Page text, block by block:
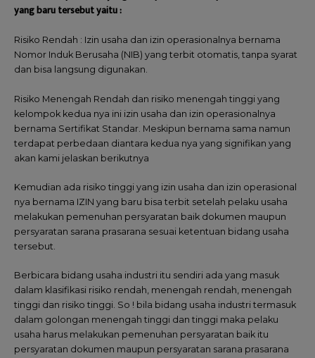
yang baru tersebut yaitu :
Risiko Rendah : Izin usaha dan izin operasionalnya bernama
Nomor Induk Berusaha (NIB) yang terbit otomatis, tanpa syarat
dan bisa langsung digunakan.
Risiko Menengah Rendah dan risiko menengah tinggi yang
kelompok kedua nya ini izin usaha dan izin operasionalnya
bernama Sertifikat Standar. Meskipun bernama sama namun
terdapat perbedaan diantara kedua nya yang signifikan yang
akan kami jelaskan berikutnya
Kemudian ada risiko tinggi yang izin usaha dan izin operasional
nya bernama IZIN yang baru bisa terbit setelah pelaku usaha
melakukan pemenuhan persyaratan baik dokumen maupun
persyaratan sarana prasarana sesuai ketentuan bidang usaha
tersebut.
Berbicara bidang usaha industri itu sendiri ada yang masuk
dalam klasifikasi risiko rendah, menengah rendah, menengah
tinggi dan risiko tinggi. So ! bila bidang usaha industri termasuk
dalam golongan menengah tinggi dan tinggi maka pelaku
usaha harus melakukan pemenuhan persyaratan baik itu
persyaratan dokumen maupun persyaratan sarana prasarana